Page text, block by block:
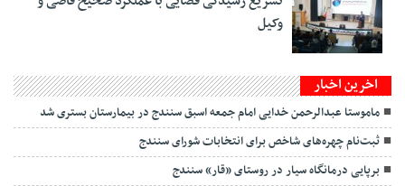
وکیل
اخرین اخبار
ماموستا عبدالرحمن خدایی امام جمعه اسبق سنندج در بیمارستان بستری شد
ثبت‌نام چهره‌های شاخص برای انتخابات شورای سنندج
برپایی درمانگاه سیار در روستای «قار» سنندج